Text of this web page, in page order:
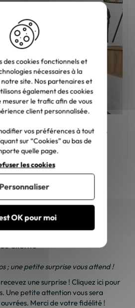
: comment choisir la bonne
teinte ?
chez vous
clients
; une petite surprise vous attend !
une surprise ! Cliquez ici pour
Une petite attention vous sera
Merci de votre fidélité !
des cookies fonctionnels et
nécessaires à la
site. Nos partenaires et
également des cookies
le trafic afin de vous
client personnalisée.
vos préférences à tout
sur “Cookies” au bas de
quelle page.
OK pour moi
les cookies
Personnaliser